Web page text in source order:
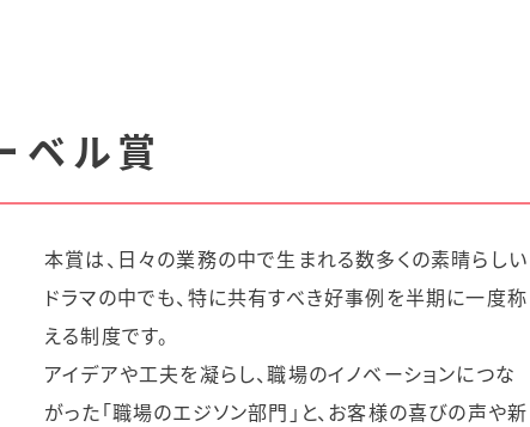
ベル賞
本賞は、日々の業務の中で生まれる数多くの素晴らしい
ドラマの中でも、特に共有すべき好事例を半期に一度称
える制度です。
アイデアや工夫を凝らし、職場のイノベーションにつな
がった「職場のエジソン部門」と、お客様の喜びの声や新